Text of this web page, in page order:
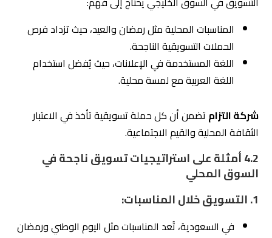
اس
تخدام المؤثرين المحليين:
التعاون مع مؤثرين سعوديين أو خليجيين يُساعد في بناء
الثقة وزيادة الوعي بالعلامة التجارية.
المؤثرون لديهم جمهور كبير يتفاعل مع توصياتهم، مما
يجعل هذه الاستراتيجية فعّالة جدًا.
شركة التزامتمتلك شبكة علاقات قوية مع المؤثرين المحليين،
مما يساعد في تنفيذ حملات تسويقية موجهة للجمهور
المناسب.